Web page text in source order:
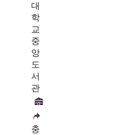
대
학
교
중
앙
도
서
관
충